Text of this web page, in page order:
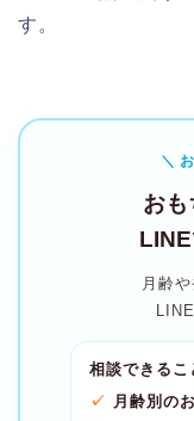
す。
＼
おも
月齢
相談できるこ
月齢別の